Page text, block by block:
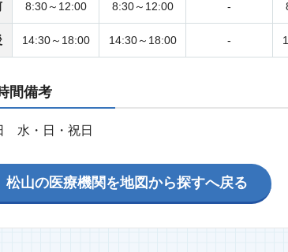
8:30～12:00 8:30～12:00 -
14:30～18:00 14:30～18:00 -
間備考
水・日・祝日
松山の医療機関を地図から探すへ戻る